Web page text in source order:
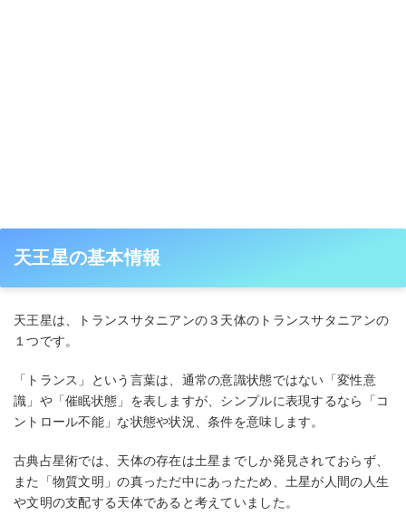
天王星の基本情報
天王星は、トランスサタニアンの３天体のトランスサタニアンの
１つです。
「トランス」という言葉は、通常の意識状態ではない「変性意
識」や「催眠状態」を表しますが、シンプルに表現するなら「コ
ントロール不能」な状態や状況、条件を意味します。
古典占星術では、天体の存在は土星までしか発見されておらず、
また「物質文明」の真っただ中にあったため、土星が人間の人生
や文明の支配する天体であると考えていました。